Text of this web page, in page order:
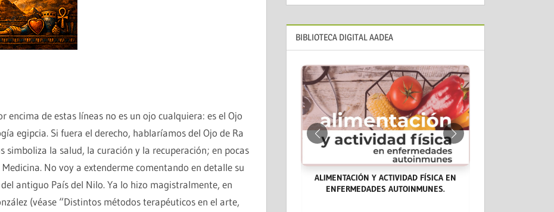
encima de estas líneas no es un ojo cualquiera: es el Ojo
egipcia. Si fuera el derecho, hablaríamos del Ojo de Ra
simboliza la salud, la curación y la recuperación; en pocas
No voy a extenderme comentando en detalle su
antiguo País del Nilo. Ya lo hizo magistralmente, en
(véase “Distintos métodos terapéuticos en el arte,
BIBLIOTECA DIGITAL AADEA
ALIMENTACIÓN Y ACTIVIDAD FÍSICA EN
ENFERMEDADES AUTOINMUNES.